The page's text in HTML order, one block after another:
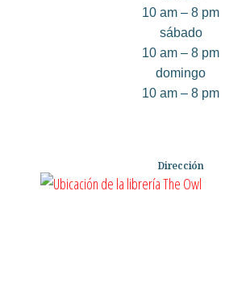
10 am – 8 pm
sábado
10 am – 8 pm
domingo
10 am – 8 pm
Dirección